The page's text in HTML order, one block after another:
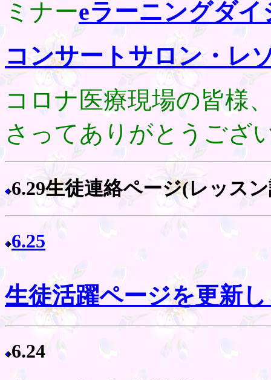
ミナーeラーニングダ
コンサートサロン・レ
コロナ医療現場の皆様
さってありがとうござ
6.29生徒連絡ページ(レッス
6.25
生徒活躍ページを更新
6.24